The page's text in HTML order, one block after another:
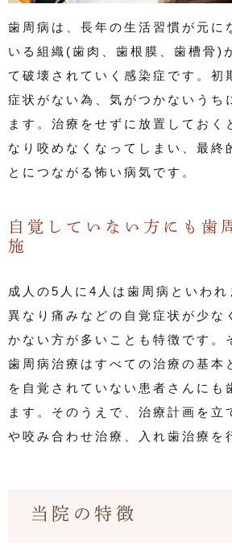
歯周病は、長年の生活習慣が元に
いる組織(歯肉、歯根膜、歯槽骨)
て破壊されていく感染症です。初
症状がない為、気がつかないうち
ます。治療をせずに放置しておく
なり咬めなくなってしまい、最終
とにつながる怖い病気です。
自覚していない方にも歯
施
成人の5人に4人は歯周病といわれ
異なり痛みなどの自覚症状が少な
かない方が多いことも特徴です。
歯周病治療はすべての治療の基本
を自覚されていない患者さんにも
ます。そのうえで、治療計画を立
や咬み合わせ治療、入れ歯治療を
当院の特徴